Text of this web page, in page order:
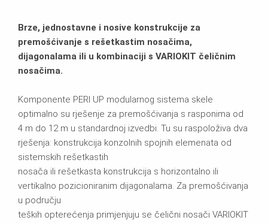
Brze, jednostavne i nosive konstrukcije za
premošćivanje s rešetkastim nosačima,
dijagonalama ili u kombinaciji s VARIOKIT čeličnim
nosačima.
Komponente PERI UP modularnog sistema skele
optimalno su rješenje za premošćivanja s rasponima od
4 m do 12 m u standardnoj izvedbi. Tu su raspoloživa dva
rješenja: konstrukcija konzolnih spojnih elemenata od
sistemskih rešetkastih
nosača ili rešetkasta konstrukcija s horizontalno ili
vertikalno pozicioniranim dijagonalama. Za premošćivanja
u području
teških opterećenja primjenjuju se čelični nosači VARIOKIT